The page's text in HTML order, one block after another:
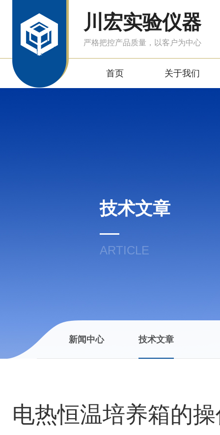
川宏实验仪器
严格把控产品质量，以客户为中心
首页 关于我们
技术文章
ARTICLE
新闻中心 技术文章
电热恒温培养箱的